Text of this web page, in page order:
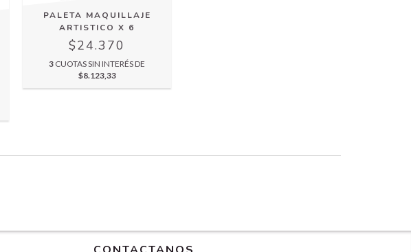
PALETA MAQUILLAJE
ARTISTICO X 6
$24.370
3 CUOTAS SIN INTERÉS DE
$8.123,33